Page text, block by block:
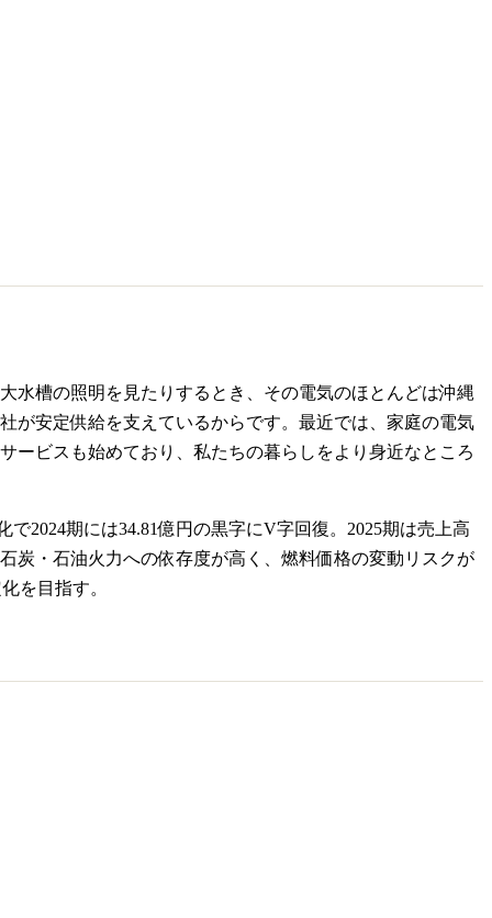
水槽の照明を見たりするとき、その電気のほとんどは沖縄
が安定供給を支えているからです。最近では、家庭の電気
ービスも始めており、私たちの暮らしをより身近なところ
2024期には34.81億円の黒字にV字回復。2025期は売上高
炭・石油火力への依存度が高く、燃料価格の変動リスクが
を目指す。